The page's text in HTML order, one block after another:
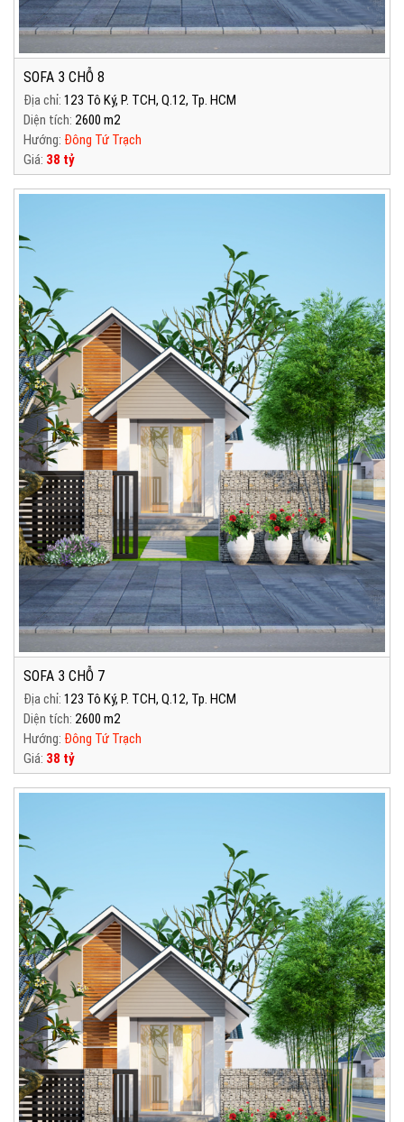
SOFA 3 CHỖ 8
Địa chỉ: 123 Tô Ký, P. TCH, Q.12, Tp. HCM
Diện tích: 2600 m2
Hướng: Đông Tứ Trạch
Giá: 38 tỷ
SOFA 3 CHỖ 7
Địa chỉ: 123 Tô Ký, P. TCH, Q.12, Tp. HCM
Diện tích: 2600 m2
Hướng: Đông Tứ Trạch
Giá: 38 tỷ